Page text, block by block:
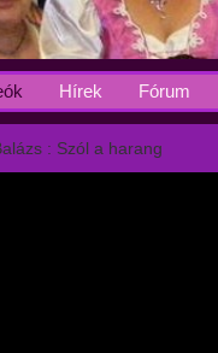
Hírek Fórum
: Szól a harang